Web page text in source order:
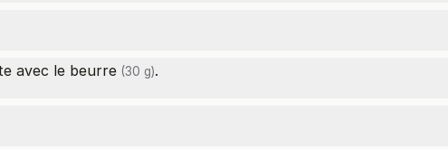
avec le beurre (30 g).